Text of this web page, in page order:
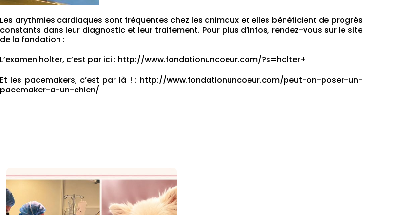
Les arythmies cardiaques sont fréquentes chez les animaux et elles bénéficient de progrès
constants dans leur diagnostic et leur traitement. Pour plus d’infos, rendez-vous sur le site
de la fondation :
L’examen holter, c’est par ici : http://www.fondationuncoeur.com/?s=holter+
Et les pacemakers, c’est par là ! : http://www.fondationuncoeur.com/peut-on-poser-un-
pacemaker-a-un-chien/